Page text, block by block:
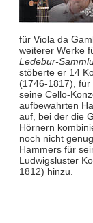
für Viola da
weiterer Werke
Ledebur-
stöberte er 14
(1746-1817), für
seine Cello-
aufbewahrten
auf, bei der die
Hörnern
noch nicht
Hammers für
Ludwigsluster
1812) hinzu.